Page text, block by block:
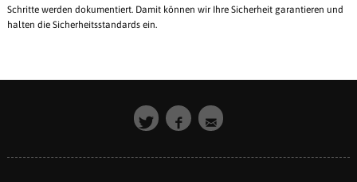
Schritte werden dokumentiert. Damit können wir Ihre Sicherheit garantieren und
halten die Sicherheitsstandards ein.